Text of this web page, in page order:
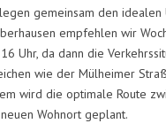
gemeinsam den idealen
empfehlen wir
Uhr, da dann die
wie der Mülheimer
wird die optimale Route
Wohnort geplant.